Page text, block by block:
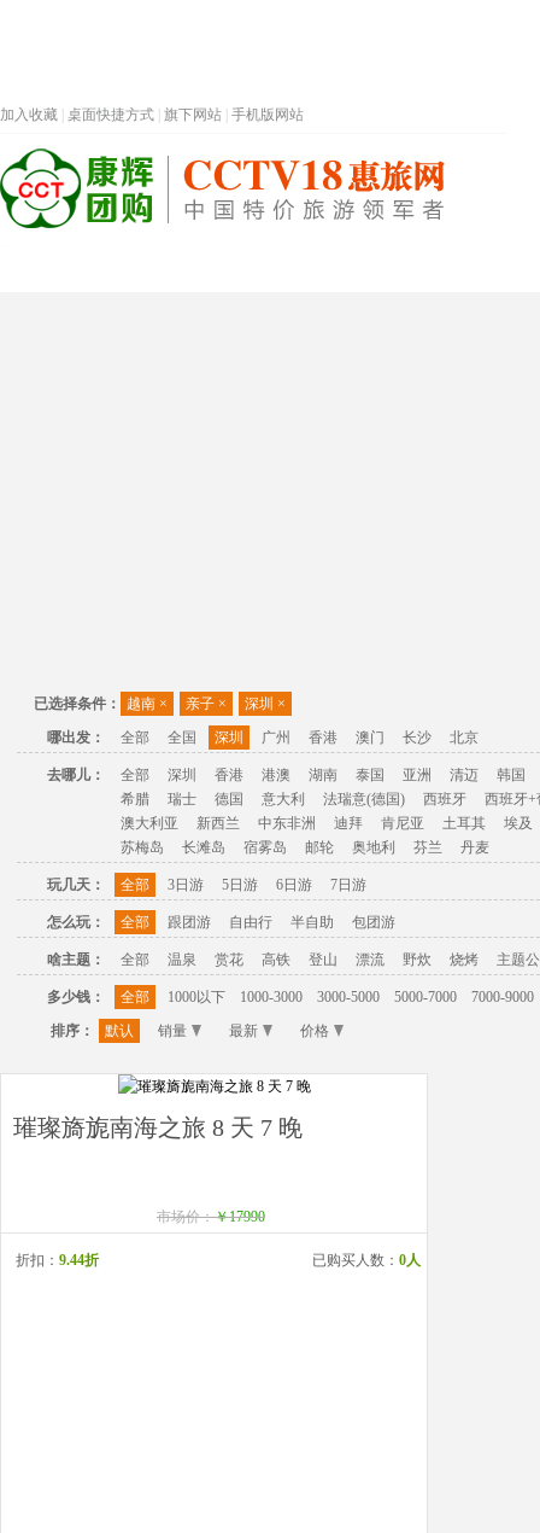
加入收藏 桌面快捷方式 旗下网站 手机版网站
已选择条件： 越南 × 亲子 × 深圳 ×
哪出发：
全部 全国 深圳 广州 香港 澳门 长沙 北京
去哪儿： 全部 深圳 香港 港澳 湖南 泰国 亚洲 清迈
韩国
希腊
瑞士 德国 意大利 法瑞意(德国) 西班牙
西班牙+
澳大利亚
新西兰 中东非洲 迪拜 肯尼亚 土耳其
埃及
苏梅岛
长滩岛 宿雾岛 邮轮 奥地利 芬兰 丹麦
玩几天： 全部 3日游 5日游 6日游 7日游
怎么玩： 全部 跟团游 自由行 半自助 包团游
啥主题： 全部 温泉 赏花 高铁 登山 漂流 野炊 烧烤 主题
多少钱： 全部 1000以下 1000-3000 3000-5000 5000-7000
7000-9000
排序：
默认 销量 最新 价格
璀璨旖旎南海之旅 8 天 7 晚
市场价：￥17990
折扣： 9.44折 已购买人数： 0人